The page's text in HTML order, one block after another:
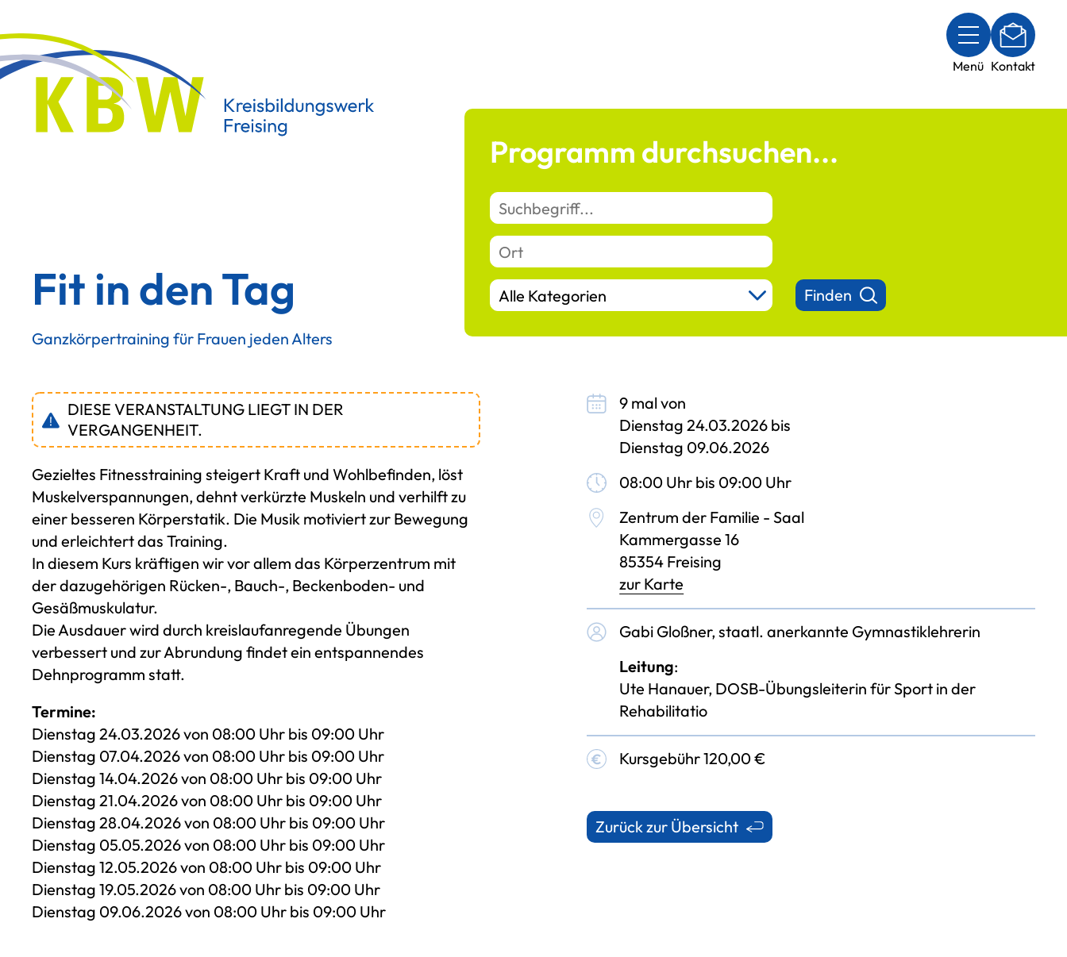
Menü Kontakt
Fit in den Tag
Ganzkörpertraining für Frauen jeden Alters
Programm durchsuchen...
Finden
9 mal von
Dienstag 24.03.2026 bis
Dienstag 09.06.2026
08:00 Uhr bis 09:00 Uhr
Zentrum der Familie - Saal
Kammergasse 16
85354 Freising
zur Karte
Gabi Gloßner, staatl. anerkannte Gymnastiklehrerin
Leitung:
Ute Hanauer, DOSB-Übungsleiterin für Sport in der
Rehabilitatio
Kursgebühr 120,00 €
DIESE VERANSTALTUNG LIEGT IN DER
VERGANGENHEIT.
Gezieltes Fitnesstraining steigert Kraft und Wohlbefinden, löst
Muskelverspannungen, dehnt verkürzte Muskeln und verhilft zu
einer besseren Körperstatik. Die Musik motiviert zur Bewegung
und erleichtert das Training.
In diesem Kurs kräftigen wir vor allem das Körperzentrum mit
der dazugehörigen Rücken-, Bauch-, Beckenboden- und
Gesäßmuskulatur.
Die Ausdauer wird durch kreislaufanregende Übungen
verbessert und zur Abrundung findet ein entspannendes
Dehnprogramm statt.
Termine:
Dienstag 24.03.2026 von 08:00 Uhr bis 09:00 Uhr
Dienstag 07.04.2026 von 08:00 Uhr bis 09:00 Uhr
Dienstag 14.04.2026 von 08:00 Uhr bis 09:00 Uhr
Dienstag 21.04.2026 von 08:00 Uhr bis 09:00 Uhr
Dienstag 28.04.2026 von 08:00 Uhr bis 09:00 Uhr
Dienstag 05.05.2026 von 08:00 Uhr bis 09:00 Uhr
Dienstag 12.05.2026 von 08:00 Uhr bis 09:00 Uhr
Dienstag 19.05.2026 von 08:00 Uhr bis 09:00 Uhr
Dienstag 09.06.2026 von 08:00 Uhr bis 09:00 Uhr
Zurück zur Übersicht